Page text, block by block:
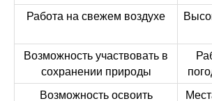
Работа на свежем воздухе
Возможность участвовать в
сохранении природы
Возможность освоить